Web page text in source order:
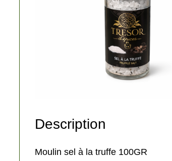
Description
Moulin sel à la truffe 100GR